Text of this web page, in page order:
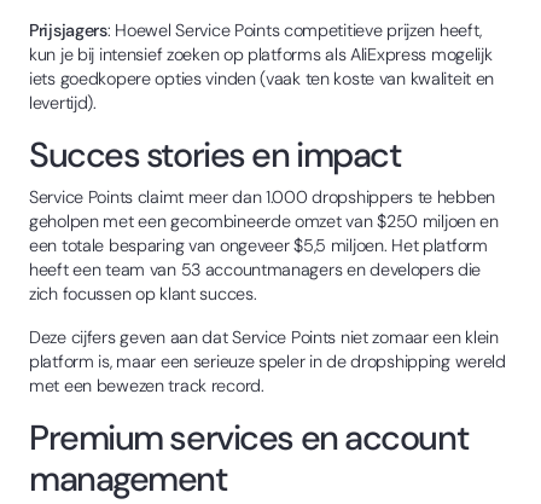
Prijsjagers: Hoewel Service Points competitieve prijzen heeft,
kun je bij intensief zoeken op platforms als AliExpress mogelijk
iets goedkopere opties vinden (vaak ten koste van kwaliteit en
levertijd).
Succes stories en impact
Service Points claimt meer dan 1.000 dropshippers te hebben
geholpen met een gecombineerde omzet van $250 miljoen en
een totale besparing van ongeveer $5,5 miljoen. Het platform
heeft een team van 53 accountmanagers en developers die
zich focussen op klant succes.
Deze cijfers geven aan dat Service Points niet zomaar een klein
platform is, maar een serieuze speler in de dropshipping wereld
met een bewezen track record.
Premium services en account
management